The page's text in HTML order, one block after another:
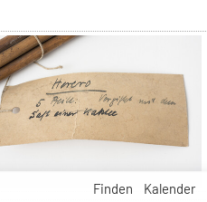
Finden Kalender